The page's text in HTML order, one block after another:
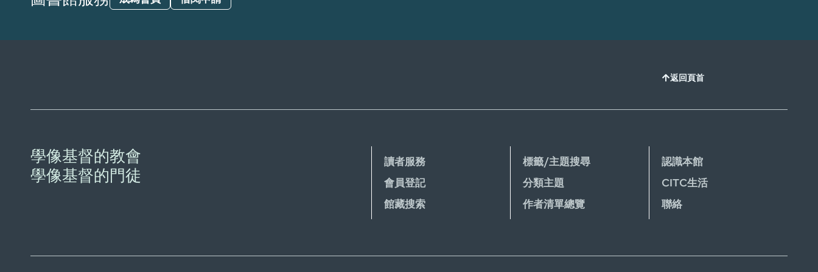
返回頁首
學像基督的教會
學像基督的門徒
讀者服務
會員登記
館藏搜索
標籤/主題搜尋
分類主題
作者清單總覽
認識本館
CITC生活
聯絡